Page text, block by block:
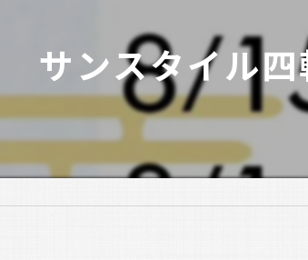
サンスタ
サンスタイル